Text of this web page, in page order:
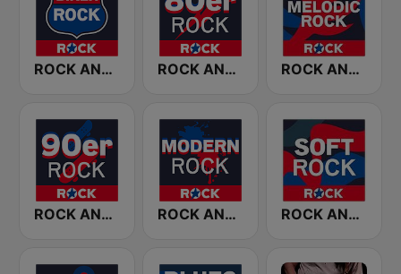
ROCK ANTENNE Biker Rock ROCK ANTENNE 80er Rock ROCK ANTENNE Melodic Rock
ROCK ANTENNE 90er Rock ROCK ANTENNE Modern Rock ROCK ANTENNE Soft Rock